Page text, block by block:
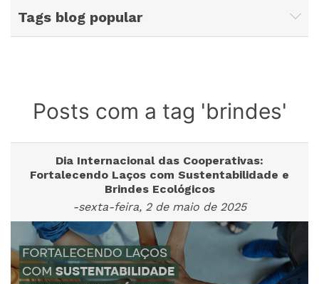
Tags blog popular
Posts com a tag 'brindes'
Dia Internacional das Cooperativas:
Fortalecendo Laços com Sustentabilidade e
Brindes Ecológicos
-sexta-feira, 2 de maio de 2025